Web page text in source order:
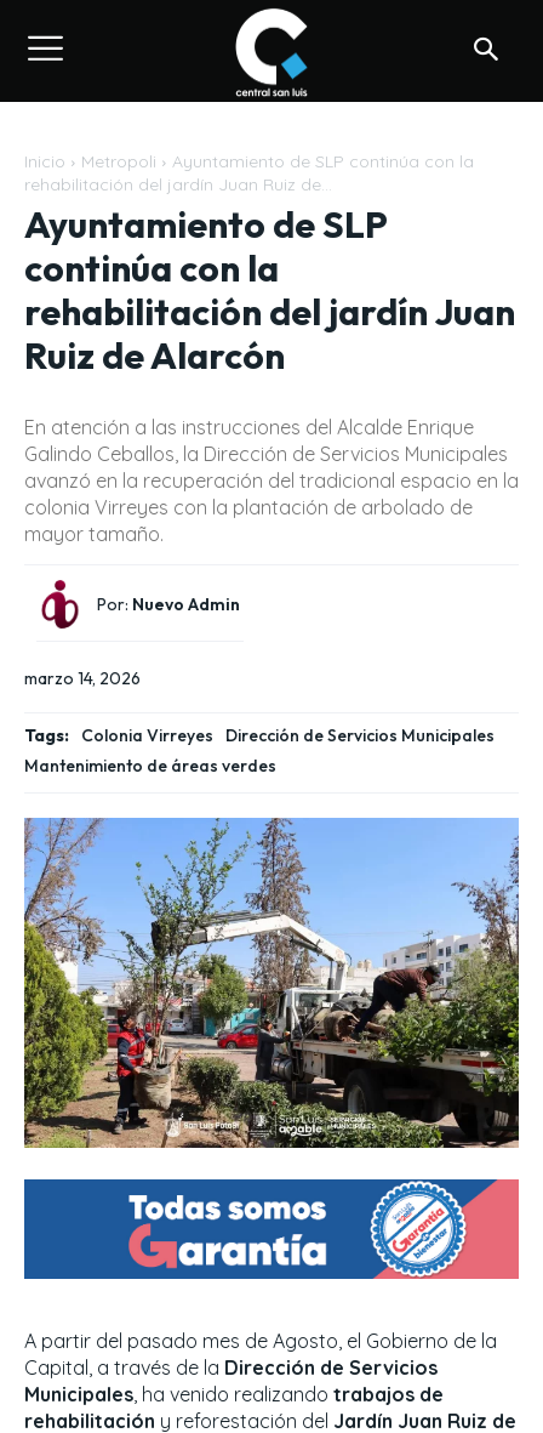
Inicio Metropoli
Ayuntamiento de SLP continúa con la
rehabilitación del jardín Juan Ruiz de...
Ayuntamiento de SLP
continúa con la
rehabilitación del jardín Juan
Ruiz de Alarcón
En atención a las instrucciones del Alcalde Enrique
Galindo Ceballos, la Dirección de Servicios Municipales
avanzó en la recuperación del tradicional espacio en la
colonia Virreyes con la plantación de arbolado de
mayor tamaño.
Por: Nuevo Admin
marzo 14, 2026
Tags: Colonia Virreyes
Dirección de Servicios Municipales
Mantenimiento de áreas verdes
A partir del pasado mes de Agosto, el Gobierno de la
Capital, a través de la Dirección de Servicios
Municipales, ha venido realizando trabajos de
rehabilitación y reforestación del Jardín Juan Ruiz de